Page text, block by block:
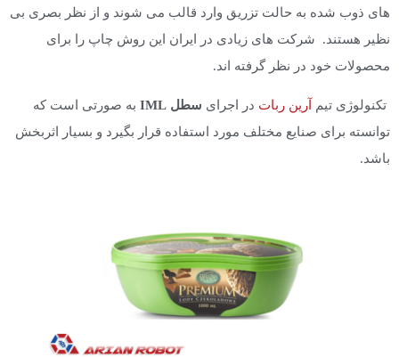
های ذوب شده به حالت تزریق وارد قالب می شوند و از نظر بصری بی
نظیر هستند. شرکت های زیادی در ایران این روش چاپ را برای
محصولات خود در نظر گرفته اند.
تکنولوژی تیم آرین ربات در اجرای سطل IML
به صورتی است که
توانسته برای صنایع مختلف مورد استفاده قرار بگیرد و بسیار اثربخش
باشد.